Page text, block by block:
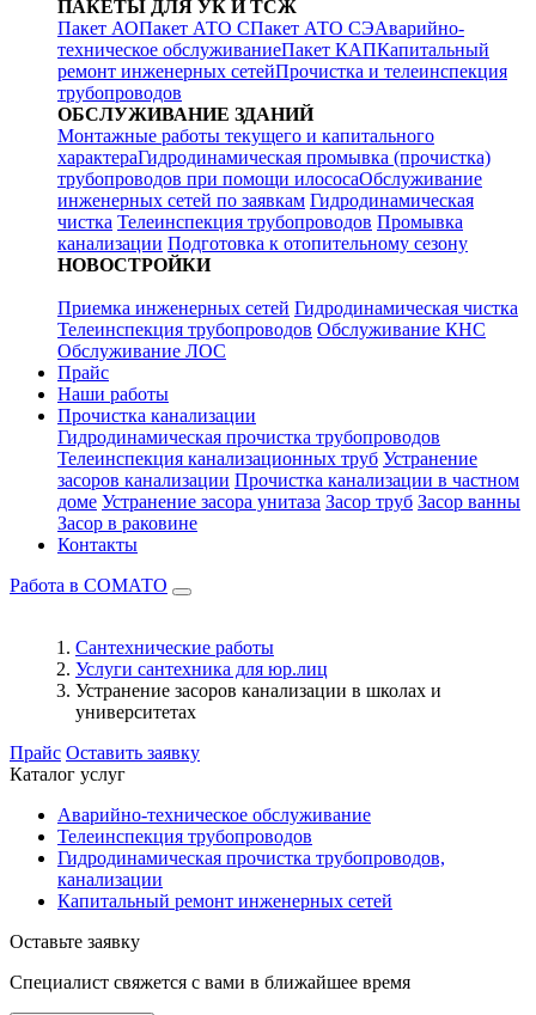
ПАКЕТЫ ДЛЯ УК И ТСЖ
Пакет АОПакет АТО СПакет АТО СЭАварийно-
техническое обслуживаниеПакет КАПКапитальный
ремонт инженерных сетейПрочистка и телеинспекция
трубопроводов
ОБСЛУЖИВАНИЕ ЗДАНИЙ
Монтажные работы текущего и капитального
характераГидродинамическая промывка (прочистка)
трубопроводов при помощи илососаОбслуживание
инженерных сетей по заявкам Гидродинамическая
чистка Телеинспекция трубопроводов Промывка
канализации Подготовка к отопительному сезону
НОВОСТРОЙКИ
Приемка инженерных сетей Гидродинамическая чистка
Телеинспекция трубопроводов Обслуживание КНС
Обслуживание ЛОС
Прайс
Наши работы
Прочистка канализации
Гидродинамическая прочистка трубопроводов
Телеинспекция канализационных труб Устранение
засоров канализации Прочистка канализации в частном
доме Устранение засора унитаза Засор труб Засор ванны
Засор в раковине
Контакты
Работа в СОМАТО
Сантехнические работы
Услуги сантехника для юр.лиц
Устранение засоров канализации в школах и
университетах
Прайс Оставить заявку
Каталог услуг
Аварийно-техническое обслуживание
Телеинспекция трубопроводов
Гидродинамическая прочистка трубопроводов,
канализации
Капитальный ремонт инженерных сетей
Оставьте заявку
Специалист свяжется с вами в ближайшее время